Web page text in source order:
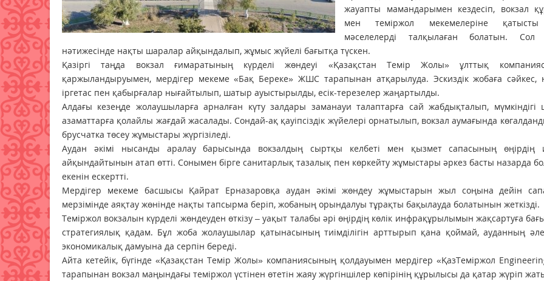
жауапты мамандарымен кездесіп, вокзал
мен теміржол мекемелеріне қатысты
мәселелерді талқылаған болатын. Сол
нәтижесінде нақты шаралар айқындалып, жұмыс жүйелі бағытқа түскен.
Қазіргі таңда вокзал ғимаратының күрделі жөндеуі «Қазақстан Темір Жолы» ұлттық
қаржыландыруымен, мердігер мекеме «Бақ Береке» ЖШС тарапынан атқарылуда. Эскиздік жобаға сәйкес,
іргетас пен қабырғалар нығайтылып, шатыр ауыстырылды, есік-терезелер жаңартылды.
Алдағы кезеңде жолаушыларға арналған күту залдары заманауи талаптарға сай жабдықталып, мүмкіндігі
азаматтарға қолайлы жағдай жасалады. Сондай-ақ қауіпсіздік жүйелері орнатылып, вокзал аумағында
брусчатка төсеу жұмыстары жүргізіледі.
Аудан әкімі нысанды аралау барысында вокзалдың сыртқы келбеті мен қызмет сапасының өңірдің
айқындайтынын атап өтті. Сонымен бірге санитарлық тазалық пен көркейту жұмыстары әркез басты назарда
екенін ескертті.
Мердігер мекеме басшысы Қайрат Ерназаровқа аудан әкімі жөндеу жұмыстарын жыл соңына дейін
мерзімінде аяқтау жөнінде нақты тапсырма беріп, жобаның орындалуы тұрақты бақылауда болатынын жеткізді.
Теміржол вокзалын күрделі жөндеуден өткізу – уақыт талабы әрі өңірдің көлік инфрақұрылымын жақсартуға
стратегиялық қадам. Бұл жоба жолаушылар қатынасының тиімділігін арттырып қана қоймай, ауданның
экономикалық дамуына да серпін береді.
Айта кетейік, бүгінде «Қазақстан Темір Жолы» компаниясының қолдауымен мердігер «ҚазТеміржол
тарапынан вокзал маңындағы теміржол үстінен өтетін жаяу жүргіншілер көпірінің құрылысы да қатар жүріп